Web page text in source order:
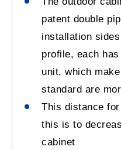
patent double
installation
profile, each
unit, which
standard are
This distance
this is to
cabinet